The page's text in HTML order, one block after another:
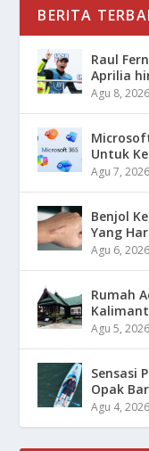
BERITA
Raul
Aprilia
Agu 8, 2026
Untuk
Agu 7, 2026
Benjol
Yang
Agu 6, 2026
Rumah
Agu 5, 2026
Sensasi
Opak
Agu 4, 2026